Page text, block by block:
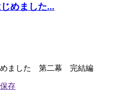
めました...
めました 第二幕 完結編